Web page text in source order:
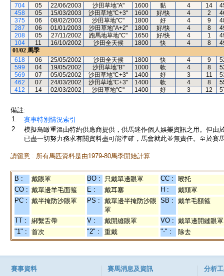
704
05 22/06/2003 沙田草地"A" 1600 黏 4 14
458
05 15/03/2003 沙田草地"C+3" 1600 好/快 4 2
375
06 08/02/2003 沙田草地"C" 1800 好 4 9
287
06 01/01/2003 沙田草地"A+2" 1800 好/快 4 8
208
05 27/11/2002 跑馬地草地"C" 1650 好/快 4 1
104
11 16/10/2002 沙田全天候 1800 快 4 8
01/02 馬季
618
06 25/05/2002 沙田全天候 1800 快 4 9
599
04 19/05/2002 沙田草地"B" 1000 軟 4 8
569
07 05/05/2002 沙田草地"C+3" 1400 好 3 11
462
07 24/03/2002 沙田草地"C+3" 1400 軟 4 8
412
14 02/03/2002 沙田草地"C" 1400 好 3 12
備註:
1.
賽事特別情況索引
2.
模擬鳥瞰重溫由特約供應商提供，供馬迷作個人娛樂資訊之用。但
已盡一切努力務求有關資料盡可能準確，馬會就此並無責任。至於賽
請留意 : 所有馬匹資料是由1979-80馬季開始計算
B : 戴眼罩 BO : 只戴單邊眼罩 CC :
喉托
CO : 戴單邊羊毛面箍 E : 戴耳塞 H :
戴頭罩
PC : 戴半掩防沙眼罩 PS :
戴單邊半掩防沙眼
罩
SB : 戴羊毛額箍
TT : 綁繫舌帶 V : 戴開縫眼罩 VO : 戴單邊開縫眼罩
"1" :
首次 "2" : 重戴 "-" : 除去
賽事資料 賽馬消息及資訊 分析